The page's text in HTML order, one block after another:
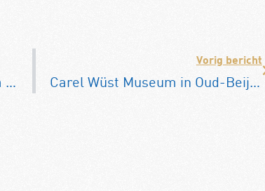
Autoverkopen november: Tesla Model Y blijft topper
Vorig bericht
Carel Wüst Museum in Oud-Beijerland ontvangt BOVAG-erkenning